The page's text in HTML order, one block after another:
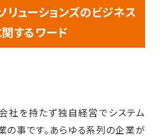
リューションズのビジネス
するワード
社を持たず独自経営でシステム
の事です。あらゆる系列の企業が